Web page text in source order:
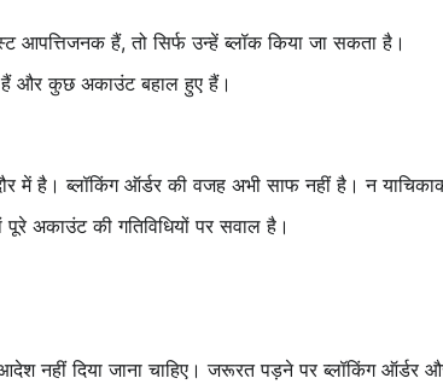
हैं, तो सिर्फ उन्हें ब्लॉक किया जा सकता है।
हैं और कुछ अकाउंट बहाल हुए हैं।
है। ब्लॉकिंग ऑर्डर की वजह अभी साफ नहीं है। न
पूरे अकाउंट की गतिविधियों पर सवाल है।
नहीं दिया जाना चाहिए। जरूरत पड़ने पर ब्लॉकिंग ऑर्डर